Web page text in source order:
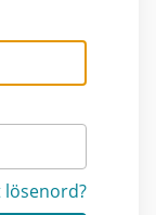
lösenord?